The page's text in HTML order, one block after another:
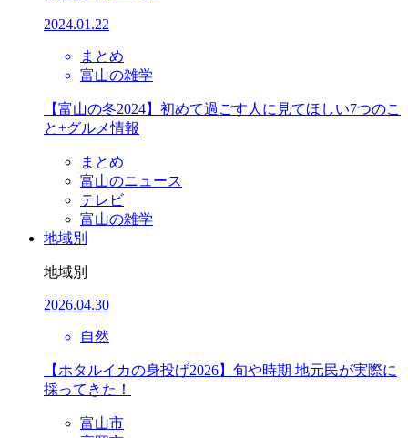
2024.01.22
まとめ
富山の雑学
【富山の冬2024】初めて過ごす人に見てほしい7つのこ
と+グルメ情報
まとめ
富山のニュース
テレビ
富山の雑学
地域別
地域別
2026.04.30
自然
【ホタルイカの身投げ2026】旬や時期 地元民が実際に
採ってきた！
富山市